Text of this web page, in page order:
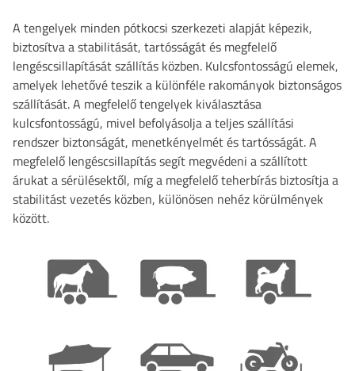
A tengelyek minden pótkocsi szerkezeti alapját képezik,
biztosítva a stabilitását, tartósságát és megfelelő
lengéscsillapítását szállítás közben. Kulcsfontosságú elemek,
amelyek lehetővé teszik a különféle rakományok biztonságos
szállítását. A megfelelő tengelyek kiválasztása
kulcsfontosságú, mivel befolyásolja a teljes szállítási
rendszer biztonságát, menetkényelmét és tartósságát. A
megfelelő lengéscsillapítás segít megvédeni a szállított
árukat a sérülésektől, míg a megfelelő teherbírás biztosítja a
stabilitást vezetés közben, különösen nehéz körülmények
között.